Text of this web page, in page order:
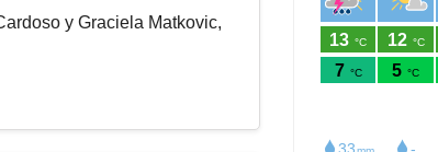
y Graciela Matkovic,